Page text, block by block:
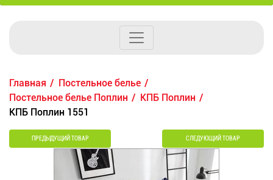
Главная
Постельное белье
Постельное белье Поплин
КПБ Поплин
КПБ Поплин 1551
ПРЕДЫДУЩИЙ ТОВАР СЛЕДУЮЩИЙ ТОВАР